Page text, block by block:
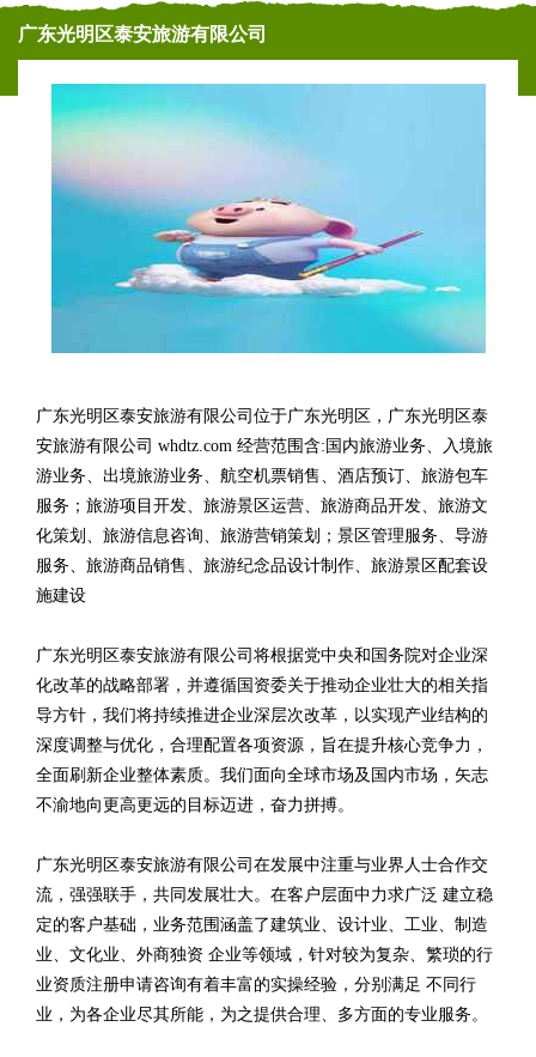
广东光明区泰安旅游有限公司
广东光明区泰安旅游有限公司位于广东光明区，广东光明区泰
安旅游有限公司 whdtz.com 经营范围含:国内旅游业务、入境旅
游业务、出境旅游业务、航空机票销售、酒店预订、旅游包车
服务；旅游项目开发、旅游景区运营、旅游商品开发、旅游文
化策划、旅游信息咨询、旅游营销策划；景区管理服务、导游
服务、旅游商品销售、旅游纪念品设计制作、旅游景区配套设
施建设
广东光明区泰安旅游有限公司将根据党中央和国务院对企业深
化改革的战略部署，并遵循国资委关于推动企业壮大的相关指
导方针，我们将持续推进企业深层次改革，以实现产业结构的
深度调整与优化，合理配置各项资源，旨在提升核心竞争力，
全面刷新企业整体素质。我们面向全球市场及国内市场，矢志
不渝地向更高更远的目标迈进，奋力拼搏。
广东光明区泰安旅游有限公司在发展中注重与业界人士合作交
流，强强联手，共同发展壮大。在客户层面中力求广泛 建立稳
定的客户基础，业务范围涵盖了建筑业、设计业、工业、制造
业、文化业、外商独资 企业等领域，针对较为复杂、繁琐的行
业资质注册申请咨询有着丰富的实操经验，分别满足 不同行
业，为各企业尽其所能，为之提供合理、多方面的专业服务。